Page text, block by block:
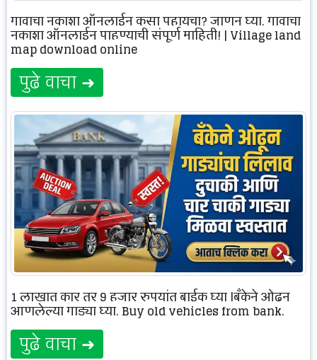
गावाचा नकाशा ऑनलाईन कसा पहायचा? जाणून घ्या, गावाचा
नकाशा ऑनलाईन पाहण्याची संपूर्ण माहिती! | Village land
map download online
पुढे वाचा ➜
1 लाखात कार तर 9 हजार रुपयांत बाईक घ्या |बँकेने ओढून
आणलेल्या गाड्या घ्या. Buy old vehicles from bank.
पुढे वाचा ➜